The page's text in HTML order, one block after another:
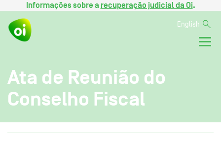
Informações sobre a recuperação judicial da Oi.
English
Ata de Reunião do
Conselho Fiscal